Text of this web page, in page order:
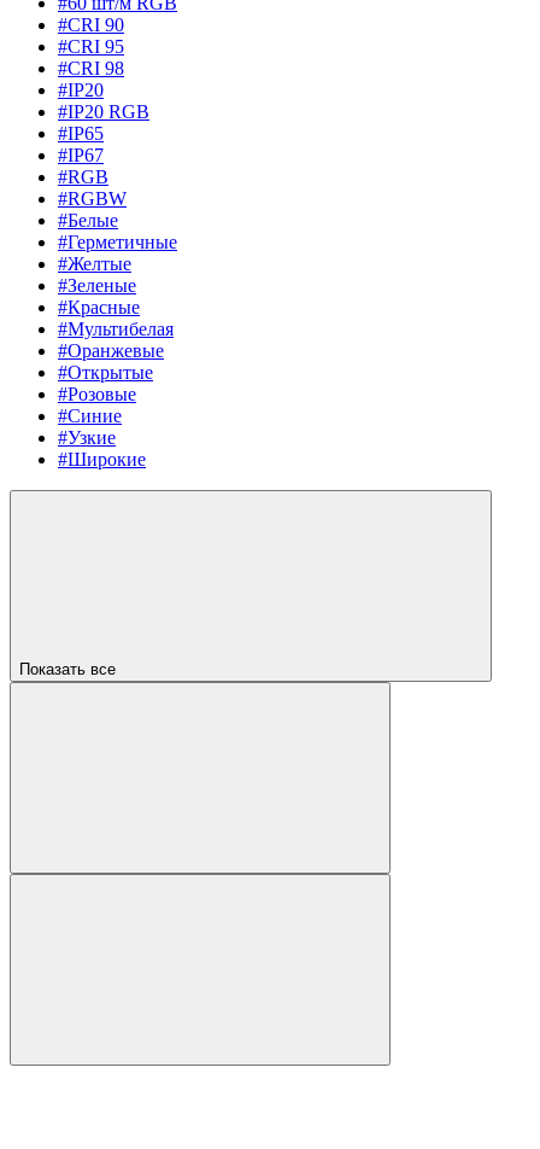
#CRI 90
#CRI 95
#CRI 98
#IP20
#IP20 RGB
#IP65
#IP67
#RGB
#RGBW
#Белые
#Герметичные
#Желтые
#Зеленые
#Красные
#Мультибелая
#Оранжевые
#Открытые
#Розовые
#Синие
#Узкие
#Широкие
Показать все